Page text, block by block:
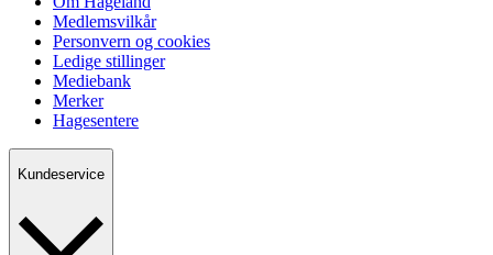
Medlemsvilkår
Personvern og cookies
Ledige stillinger
Mediebank
Merker
Hagesentere
Kundeservice